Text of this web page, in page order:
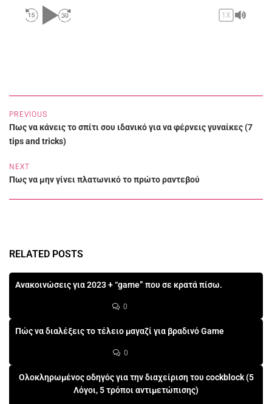
1X
PREVIOUS
Πως να κάνεις το σπίτι σου ιδανικό για να φέρνεις γυναίκες (7
tips and tricks)
NEXT
Πως να μην γίνει πλατωνικό το πρώτο ραντεβού
RELATED POSTS
Ανακοινώσεις για 2023 + “game” που σε κρατά πίσω.
0
Πώς να διαλέξεις το τέλειο μαγαζί για βραδινό Game
0
Ολοκληρωμένος οδηγός για την διαχείριση του cockblock (5
Λόγοι, 5 τρόποι αντιμετώπισης)